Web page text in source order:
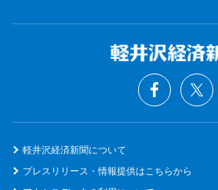
軽井沢経済新聞について
プレスリリース・情報提供はこちらから